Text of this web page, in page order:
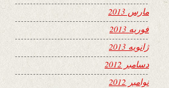
مارس 2013
فوریه 2013
ژانویه 2013
دسامبر 2012
نوامبر 2012